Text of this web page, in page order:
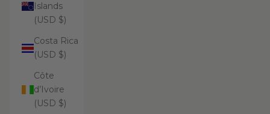
Islands
(USD $)
Costa Rica
(USD $)
Côte
d’Ivoire
(USD $)